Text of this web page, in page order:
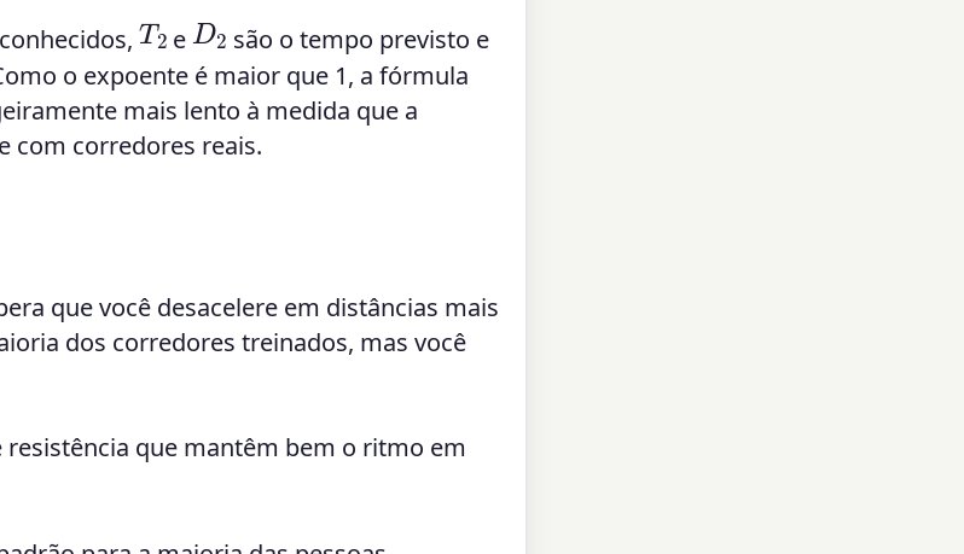
T2 eD2 são o tempo previsto e
o expoente é maior que 1, a fórmula
mais lento à medida que a
com corredores reais.
que você desacelere em distâncias mais
dos corredores treinados, mas você
que mantêm bem o ritmo em